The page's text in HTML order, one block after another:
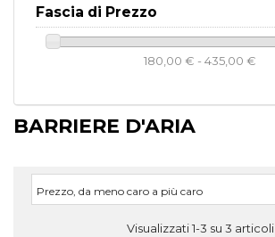
Fascia di Prezzo
180,00 € - 435,00 €
BARRIERE D'ARIA
Prezzo, da meno caro a più caro
Visualizzati 1-3 su 3 articoli